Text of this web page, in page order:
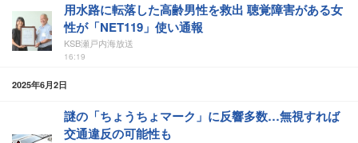
用水路に転落した高齢男性を救出 聴覚障害がある女
性が「NET119」使い通報
KSB瀬戸内海放送
16:19
2025年6月2日
謎の「ちょうちょマーク」に反響多数…無視すれば
交通違反の可能性も